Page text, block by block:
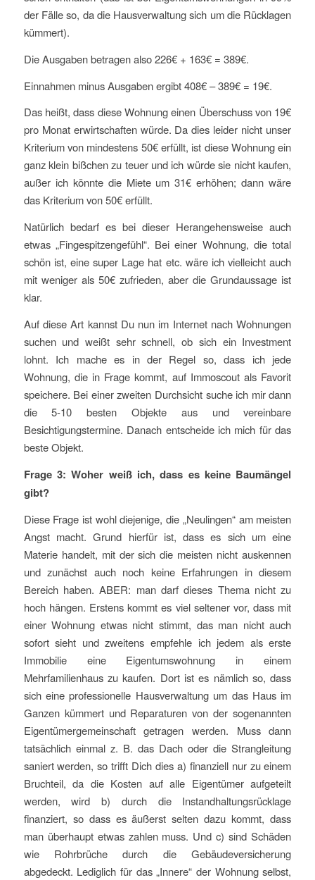
der Fälle so, da die Hausverwaltung sich um die Rücklagen
kümmert).
Die Ausgaben betragen also 226€ + 163€ = 389€.
Einnahmen minus Ausgaben ergibt 408€ – 389€ = 19€.
Das heißt, dass diese Wohnung einen Überschuss von 19€
pro Monat erwirtschaften würde. Da dies leider nicht unser
Kriterium von mindestens 50€ erfüllt, ist diese Wohnung ein
ganz klein bißchen zu teuer und ich würde sie nicht kaufen,
außer ich könnte die Miete um 31€ erhöhen; dann wäre
das Kriterium von 50€ erfüllt.
Natürlich bedarf es bei dieser Herangehensweise auch
etwas „Fingespitzengefühl“. Bei einer Wohnung, die total
schön ist, eine super Lage hat etc. wäre ich vielleicht auch
mit weniger als 50€ zufrieden, aber die Grundaussage ist
klar.
Auf diese Art kannst Du nun im Internet nach Wohnungen
suchen und weißt sehr schnell, ob sich ein Investment
lohnt. Ich mache es in der Regel so, dass ich jede
Wohnung, die in Frage kommt, auf Immoscout als Favorit
speichere. Bei einer zweiten Durchsicht suche ich mir dann
die 5-10 besten Objekte aus und vereinbare
Besichtigungstermine. Danach entscheide ich mich für das
beste Objekt.
Frage 3: Woher weiß ich, dass es keine Baumängel
gibt?
Diese Frage ist wohl diejenige, die „Neulingen“ am meisten
Angst macht. Grund hierfür ist, dass es sich um eine
Materie handelt, mit der sich die meisten nicht auskennen
und zunächst auch noch keine Erfahrungen in diesem
Bereich haben. ABER: man darf dieses Thema nicht zu
hoch hängen. Erstens kommt es viel seltener vor, dass mit
einer Wohnung etwas nicht stimmt, das man nicht auch
sofort sieht und zweitens empfehle ich jedem als erste
Immobilie eine Eigentumswohnung in einem
Mehrfamilienhaus zu kaufen. Dort ist es nämlich so, dass
sich eine professionelle Hausverwaltung um das Haus im
Ganzen kümmert und Reparaturen von der sogenannten
Eigentümergemeinschaft getragen werden. Muss dann
tatsächlich einmal z. B. das Dach oder die Strangleitung
saniert werden, so trifft Dich dies a) finanziell nur zu einem
Bruchteil, da die Kosten auf alle Eigentümer aufgeteilt
werden, wird b) durch die Instandhaltungsrücklage
finanziert, so dass es äußerst selten dazu kommt, dass
man überhaupt etwas zahlen muss. Und c) sind Schäden
wie Rohrbrüche durch die Gebäudeversicherung
abgedeckt. Lediglich für das „Innere“ der Wohnung selbst,